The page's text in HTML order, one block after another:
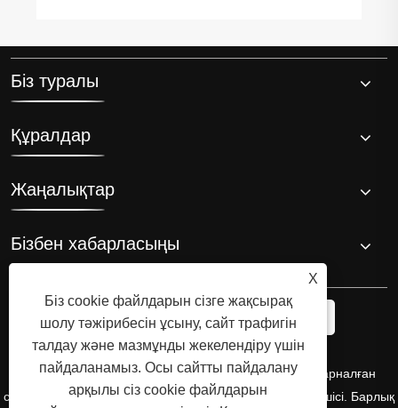
Біз туралы
Құралдар
Жаңалықтар
Бізбен хабарласыңы
Авторлық құқық © 2008 Hi-Q Group, мұзды ваннаға арналған
салқындатқыштың түпнұсқа өнертапқышы және өндірушісі. Барлық
X
Біз cookie файлдарын сізге жақсырақ
шолу тәжірибесін ұсыну, сайт трафигін
талдау және мазмұнды жекелендіру үшін
пайдаланамыз. Осы сайтты пайдалану
арқылы сіз cookie файлдарын